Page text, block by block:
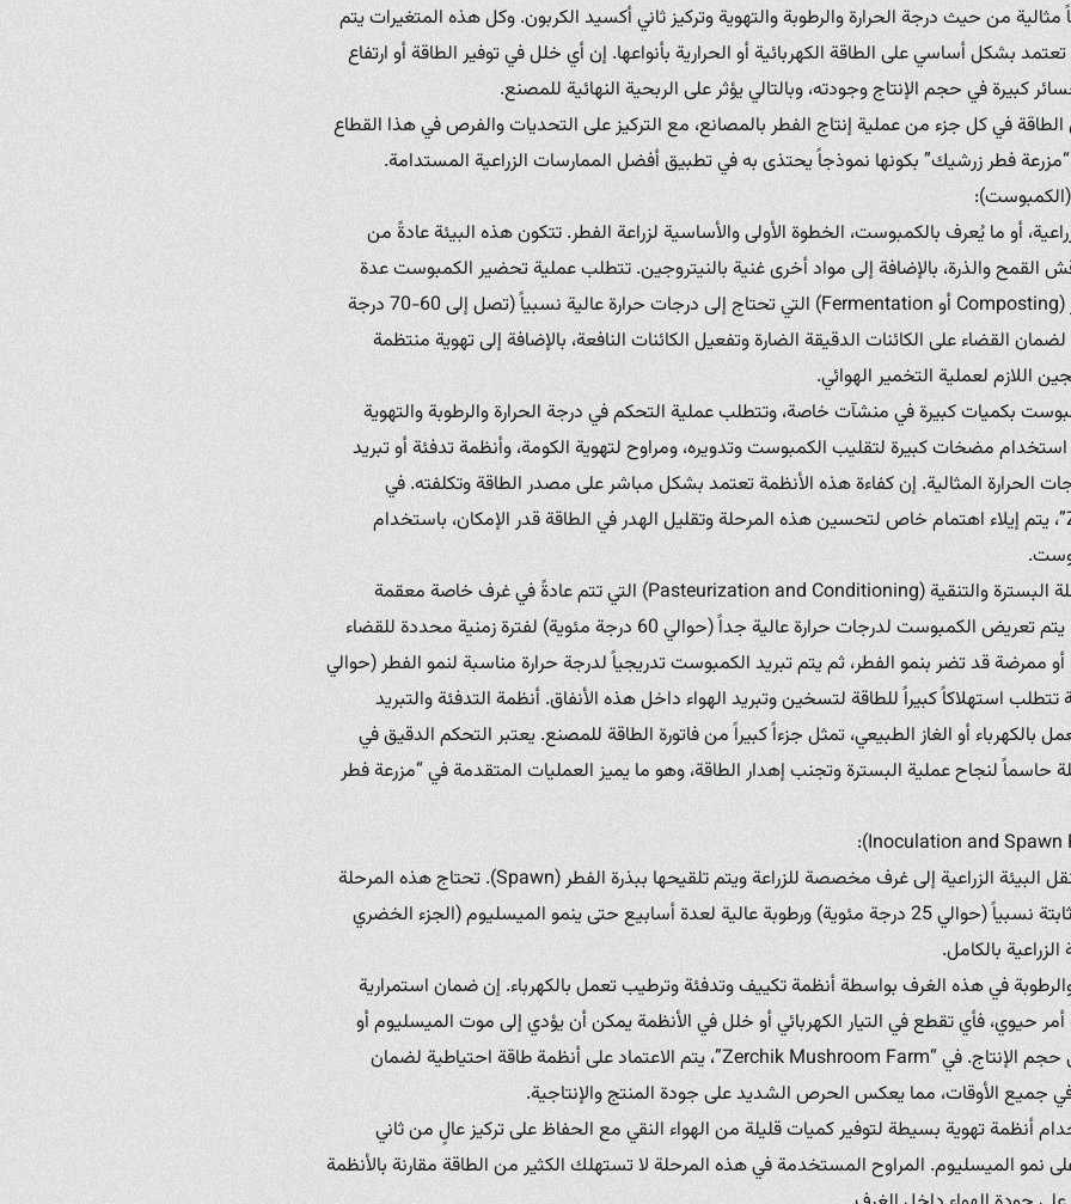
مثالية من حيث درجة الحرارة والرطوبة والتهوية وتركيز ثاني أكسيد الكربون. وكل هذه المتغيرات يتم
بشكل أساسي على الطاقة الكهربائية أو الحرارية بأنواعها. إن أي خلل في توفير الطاقة أو ارتفاع
كبيرة في حجم الإنتاج وجودته، وبالتالي يؤثر على الربحية النهائية للمصنع.
في كل جزء من عملية إنتاج الفطر بالمصانع، مع التركيز على التحديات والفرص في هذا القطاع
فطر زرشيك” بكونها نموذجاً يحتذى به في تطبيق أفضل الممارسات الزراعية المستدامة.
(الكمبوست):
أو ما يُعرف بالكمبوست، الخطوة الأولى والأساسية لزراعة الفطر. تتكون هذه البيئة عادةً من
القمح والذرة، بالإضافة إلى مواد أخرى غنية بالنيتروجين. تتطلب عملية تحضير الكمبوست عدة
مراحل، أهمها مرحلة التخمير (Composting أو Fermentation) التي تحتاج إلى درجات حرارة عالية نسبياً (تصل إلى 60-70 درجة
القضاء على الكائنات الدقيقة الضارة وتفعيل الكائنات النافعة، بالإضافة إلى تهوية منتظمة
اللازم لعملية التخمير الهوائي.
بكميات كبيرة في منشآت خاصة، وتتطلب عملية التحكم في درجة الحرارة والرطوبة والتهوية
مضخات كبيرة لتقليب الكمبوست وتدويره، ومراوح لتهوية الكومة، وأنظمة تدفئة أو تبريد
الحرارة المثالية. إن كفاءة هذه الأنظمة تعتمد بشكل مباشر على مصدر الطاقة وتكلفته. في
“Zerchik Mushroom Farm”، يتم إيلاء اهتمام خاص لتحسين هذه المرحلة وتقليل الهدر في الطاقة قدر الإمكان، باستخدام
بعد مرحلة التخمير، تأتي مرحلة البسترة والتنقية (Pasteurization and Conditioning) التي تتم عادةً في غرف خاصة معقمة
(Tunnels). في هذه المرحلة، يتم تعريض الكمبوست لدرجات حرارة عالية جداً (حوالي 60 درجة مئوية) لفترة زمنية محددة للقضاء
ممرضة قد تضر بنمو الفطر، ثم يتم تبريد الكمبوست تدريجياً لدرجة حرارة مناسبة لنمو الفطر (حوالي
تتطلب استهلاكاً كبيراً للطاقة لتسخين وتبريد الهواء داخل هذه الأنفاق. أنظمة التدفئة والتبريد
بالكهرباء أو الغاز الطبيعي، تمثل جزءاً كبيراً من فاتورة الطاقة للمصنع. يعتبر التحكم الدقيق في
حاسماً لنجاح عملية البسترة وتجنب إهدار الطاقة، وهو ما يميز العمليات المتقدمة في “مزرعة فطر
بعد تحضير الكمبوست، يتم نقل البيئة الزراعية إلى غرف مخصصة للزراعة ويتم تلقيحها ببذرة الفطر (Spawn). تحتاج هذه المرحلة
إلى بيئة مظلمة ودرجة حرارة ثابتة نسبياً (حوالي 25 درجة مئوية) ورطوبة عالية لعدة أسابيع حتى ينمو الميسليوم (الجزء الخضري
بالكامل.
في هذه الغرف بواسطة أنظمة تكييف وتدفئة وترطيب تعمل بالكهرباء. إن ضمان استمرارية
حيوي، فأي تقطع في التيار الكهربائي أو خلل في الأنظمة يمكن أن يؤدي إلى موت الميسليوم أو
تأخير نموه، مما يؤثر سلباً على حجم الإنتاج. في “Zerchik Mushroom Farm”، يتم الاعتماد على أنظمة طاقة احتياطية لضمان
في جميع الأوقات، مما يعكس الحرص الشديد على جودة المنتج والإنتاجية.
أنظمة تهوية بسيطة لتوفير كميات قليلة من الهواء النقي مع الحفاظ على تركيز عالٍ من ثاني
نمو الميسليوم. المراوح المستخدمة في هذه المرحلة لا تستهلك الكثير من الطاقة مقارنة بالأنظمة